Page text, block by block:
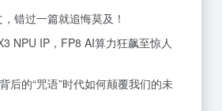
错过一篇就追悔莫及！
NPU IP，FP8 AI算力狂飙至惊人
后的“咒语”时代如何颠覆我们的未